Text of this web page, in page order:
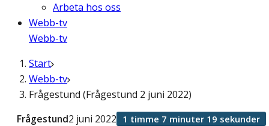
Arbeta hos oss
Webb-tv
Webb-tv
Start
Webb-tv
Frågestund (Frågestund 2 juni 2022)
Frågestund2 juni 2022 1 timme 7 minuter 19 sekunder